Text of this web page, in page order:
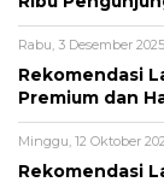
Rabu, 3 Desember
Rekomendasi
Premium dan
Minggu, 12 Oktober
Rekomendasi